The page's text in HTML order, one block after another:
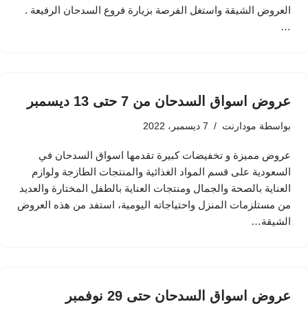
العروض الشيقة واستغل الفرصة بزيارة فروع السدحان الرفيعة .
…
عروض اسواق السدحان من 7 حتى 13 ديسمبر
بواسطة مودارنت 7 ديسمبر، 2022
عروض مميزة و تخفيضات كبيرة تقدمها اسواق السدحان في
السعودية على قسم المواد الغذائية والمنتجات الطازجة ولوازم
العناية بالصحة والجمال ومنتجات العناية بالطفل المختارة والعديد
من مستلزمات المنزل واحتياجاته اليومية، استفد من هذه العروض
الشيقة…
عروض اسواق السدحان حتى 29 نوفمبر